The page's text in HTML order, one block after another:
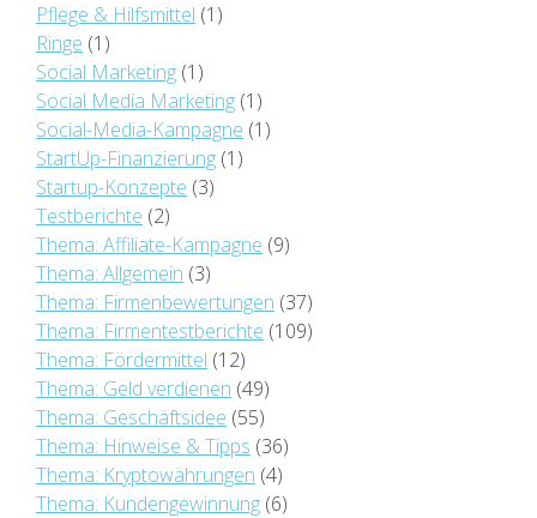
Pflege & Hilfsmittel (1)
Ringe (1)
Social Marketing (1)
Social Media Marketing (1)
Social-Media-Kampagne (1)
StartUp-Finanzierung (1)
Startup-Konzepte (3)
Testberichte (2)
Thema: Affiliate-Kampagne (9)
Thema: Allgemein (3)
Thema: Firmenbewertungen (37)
Thema: Firmentestberichte (109)
Thema: Fördermittel (12)
Thema: Geld verdienen (49)
Thema: Geschäftsidee (55)
Thema: Hinweise & Tipps (36)
Thema: Kryptowährungen (4)
Thema: Kundengewinnung (6)